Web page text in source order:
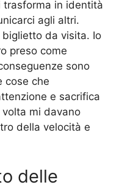
in identità
agli altri.
da visita. Io
preso come
sono
cose che
e sacrifica
mi davano
della velocità e
delle